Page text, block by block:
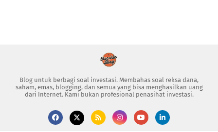
Blog untuk berbagi soal investasi. Membahas soal reksa dana,
saham, emas, blogging, dan semua yang bisa menghasilkan uang
dari Internet. Kami bukan profesional penasihat investasi.